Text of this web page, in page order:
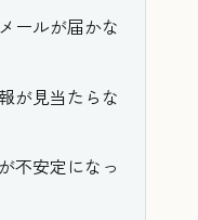
ールが届かな
が見当たらな
不安定になっ